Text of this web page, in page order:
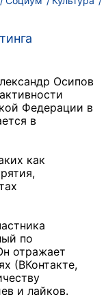
Осипов
Федерации в
в
как
по
отражает
(ВКонтакте,
и лайков.